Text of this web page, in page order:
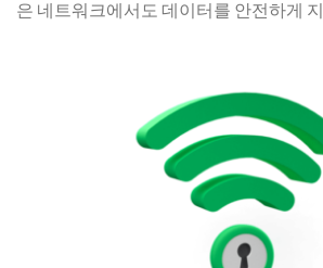
은 네트워크에서도 데이터를 안전하게